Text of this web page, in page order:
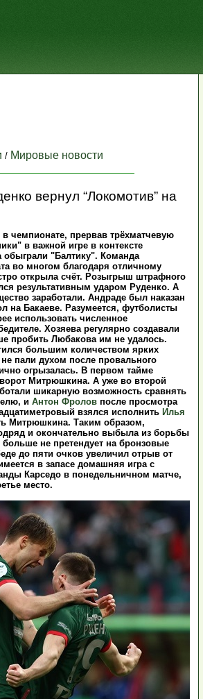
/ Мировые новости
вернул “Локомотив” на
чемпионате, прервав трёхматчевую
в важной игре в контексте
обыграли "Балтику". Команда
во многом благодаря отличному
открыла счёт. Розыгрыш штрафного
результативным ударом Руденко. А
заработали. Андраде был наказан
на Бакаеве. Разумеется, футболисты
использовать численное
Хозяева регулярно создавали
пробить Любакова им не удалось.
большим количеством ярких
пали духом после провального
огрызалась. В первом тайме
Митрюшкина. А уже во второй
шикарную возможность сравнять
и Антон Фроловпосле просмотра
взялся исполнить Илья
Митрюшкина. Таким образом,
и окончательно выбыла из борьбы
не претендует на бронзовые
до пяти очков увеличил отрыв от
в запасе домашняя игра с
Карседо в понедельничном матче,
место.